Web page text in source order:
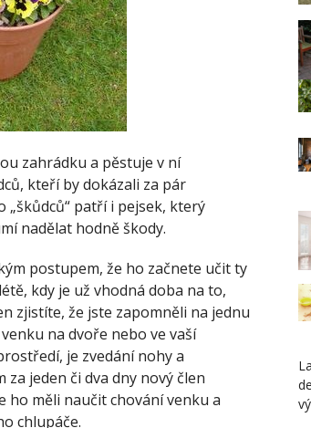
zahrádku a pěstuje v ní
kteří by dokázali za pár
„škůdců“ patří i pejsek, který
nadělat hodně škody.
postupem, že ho začnete učit ty
kdy je už vhodná doba na to,
zjistíte, že jste zapomněli na jednu
na dvoře nebo ve vaší
je zvedání nohy a
za jeden či dva dny nový člen
ho měli naučit chování venku a
chlupáče.